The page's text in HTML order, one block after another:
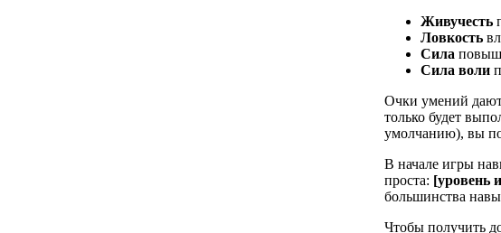
Живучесть
Ловкость
Сила
Сила воли
Очки умений
только будет
умолчанию), вы
В начале игры
проста: [уровень
большинства
Чтобы получить